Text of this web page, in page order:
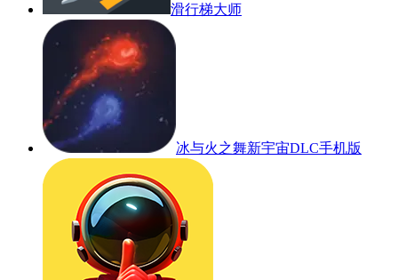
滑行梯大师
冰与火之舞新宇宙DLC手机版